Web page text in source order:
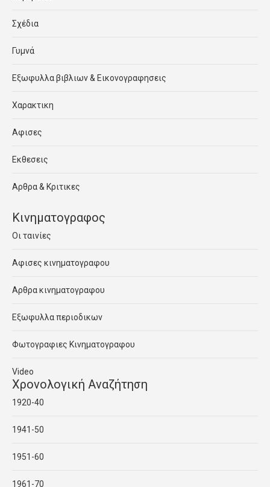
Σχέδια
Γυμνά
Εξωφυλλα βιβλιων & Εικονογραφησεις
Χαρακτικη
Αφισες
Εκθεσεις
Αρθρα & Κριτικες
Κινηματογραφος
Οι ταινίες
Αφισες κινηματογραφου
Αρθρα κινηματογραφου
Εξωφυλλα περιοδικων
Φωτογραφιες Κινηματογραφου
Video
Χρονολογική Αναζήτηση
1920-40
1941-50
1951-60
1961-70